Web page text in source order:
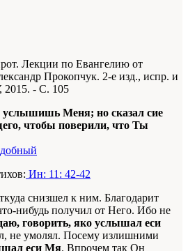
Лекции по Евангелию от
Прокопчук. 2-е изд., испр. и
- С. 105
услышишь Меня; но сказал сие
чтобы поверили, что Ты
Ин: 11: 42-42
снизшел к ним. Благодарит
нибудь получил от Него. Ибо не
говорить, яко услышал еси
не умолял. Посему излишними
еси Мя. Впрочем так Он